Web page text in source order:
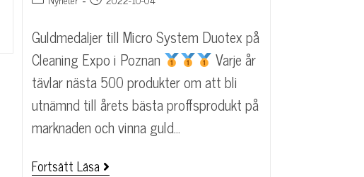
Guldmedaljer till Micro System Duotex på
Cleaning Expo i Poznan
Varje år
tävlar nästa 500 produkter om att bli
utnämnd till årets bästa proffsprodukt på
marknaden och vinna guld…
Fortsätt Läsa